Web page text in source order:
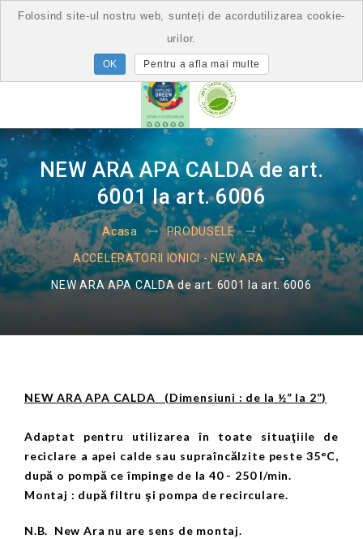
NEW ARA APA CALDA de art.
6001 la art. 6006
Acasa PRODUSELE
ACCELERATORII IONICI - NEW ARA
NEW ARA APA CALDA de art. 6001 la art. 6006
NEW ARA APA CALDA (Dimensiuni : de la ½” la 2”)
Adaptat pentru utilizarea în toate situaţiile de
reciclare a apei calde sau supraîncălzite peste 35°C,
după o pompă ce împinge de la 40 - 250 l/min.
Montaj : după filtru şi pompa de recirculare.
N.B. New Ara nu are sens de montaj.
Folosind site-ul nostru web, sunteți de acordutilizarea cookie-
urilor.
Pentru a afla mai multe